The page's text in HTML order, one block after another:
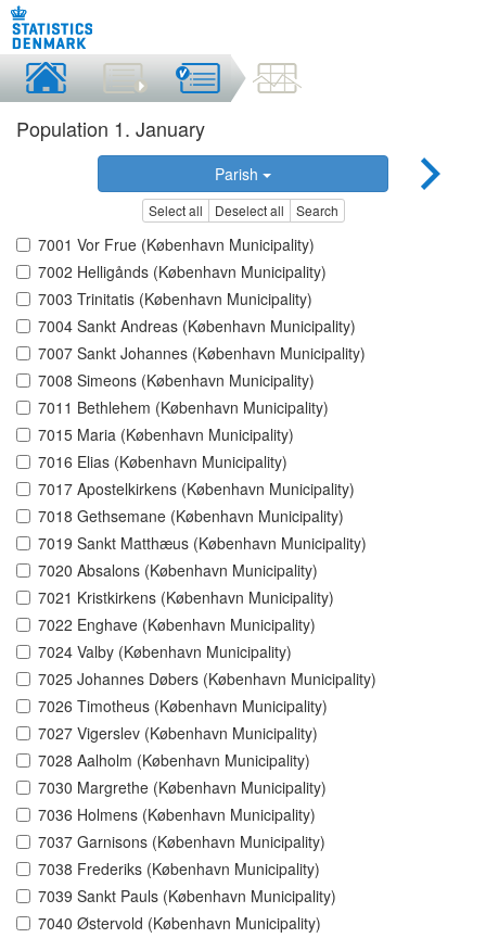
Population 1. January
Parish
Select all Deselect all Search
7001 Vor Frue (København Municipality)
7002 Helligånds (København Municipality)
7003 Trinitatis (København Municipality)
7004 Sankt Andreas (København Municipality)
7007 Sankt Johannes (København Municipality)
7008 Simeons (København Municipality)
7011 Bethlehem (København Municipality)
7015 Maria (København Municipality)
7016 Elias (København Municipality)
7017 Apostelkirkens (København Municipality)
7018 Gethsemane (København Municipality)
7019 Sankt Matthæus (København Municipality)
7020 Absalons (København Municipality)
7021 Kristkirkens (København Municipality)
7022 Enghave (København Municipality)
7024 Valby (København Municipality)
7025 Johannes Døbers (København Municipality)
7026 Timotheus (København Municipality)
7027 Vigerslev (København Municipality)
7028 Aalholm (København Municipality)
7030 Margrethe (København Municipality)
7036 Holmens (København Municipality)
7037 Garnisons (København Municipality)
7038 Frederiks (København Municipality)
7039 Sankt Pauls (København Municipality)
7040 Østervold (København Municipality)